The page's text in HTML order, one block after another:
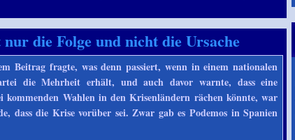
die Folge und nicht die Ursache
Beitrag fragte, was denn passiert, wenn in einem nationalen
die Mehrheit erhält, und auch davor warnte, dass eine
kommenden Wahlen in den Krisenländern rächen könnte, war
dass die Krise vorüber sei. Zwar gab es Podemos in Spanien